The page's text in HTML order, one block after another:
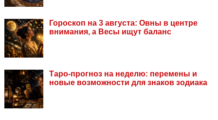
Гороскоп на 3 августа: Овны в центре
внимания, а Весы ищут баланс
Таро-прогноз на неделю: перемены и
новые возможности для знаков зодиака